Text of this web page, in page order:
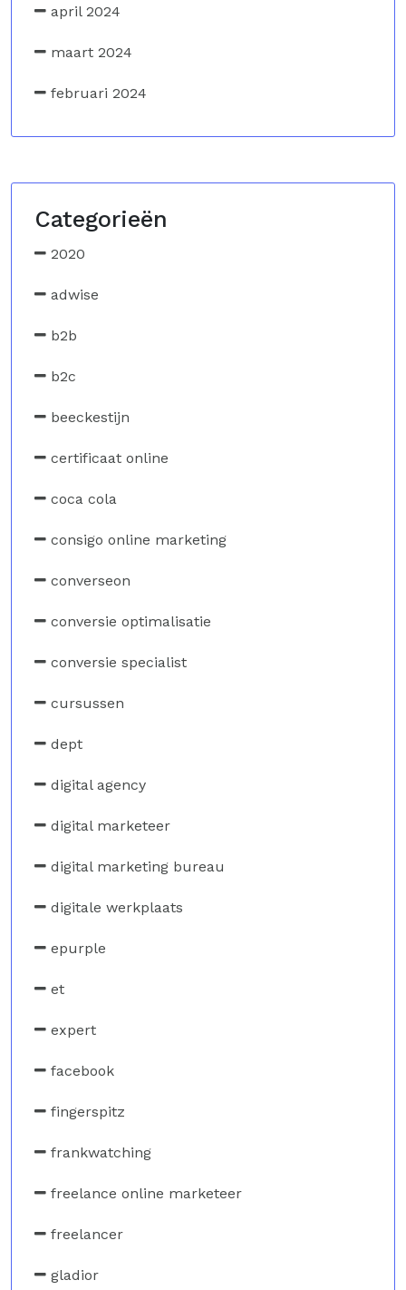
april 2024
maart 2024
februari 2024
Categorieën
2020
adwise
b2b
b2c
beeckestijn
certificaat online
coca cola
consigo online marketing
converseon
conversie optimalisatie
conversie specialist
cursussen
dept
digital agency
digital marketeer
digital marketing bureau
digitale werkplaats
epurple
et
expert
facebook
fingerspitz
frankwatching
freelance online marketeer
freelancer
gladior